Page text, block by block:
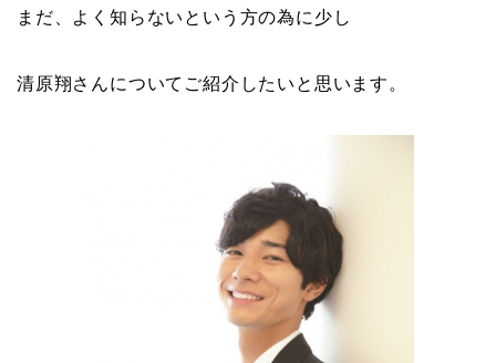
まだ、よく知らないという方の為に少し
清原翔さんについてご紹介したいと思います。